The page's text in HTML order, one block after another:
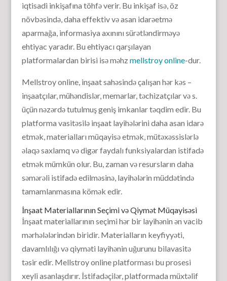
iqtisadi inkişafına töhfə verir. Bu inkişaf isə, öz
növbəsində, daha effektiv və asan idarəetmə
aparmağa, informasiya axınını sürətləndirməyə
ehtiyac yaradır. Bu ehtiyacı qarşılayan
platformalardan birisi isə məhzmellstroy online-dur.
Mellstroy online, inşaat sahəsində çalışan hər kəs –
inşaatçılar, mühəndislər, memarlar, təchizatçılar və s.
üçün nəzərdə tutulmuş geniş imkanlar təqdim edir. Bu
platforma vasitəsilə inşaat layihələrini daha asan idarə
etmək, materialları müqayisə etmək, mütəxəssislərlə
əlaqə saxlamq və digər faydalı funksiyalardan istifadə
etmək mümkün olur. Bu, zaman və resursların daha
səmərəli istifadə edilməsinə, layihələrin müddətində
tamamlanmasına kömək edir.
İnşaat Materiallarının Seçimi və Qiymət Müqayisəsi
İnşaat materiallarının seçimi hər bir layihənin ən vacib
mərhələlərindən biridir. Materialların keyfiyyəti,
davamlılığı və qiyməti layihənin uğurunu bilavasitə
təsir edir. Mellstroy online platforması bu prosesi
xeyli asanlaşdırır. İstifadəçilər, platformada müxtəlif